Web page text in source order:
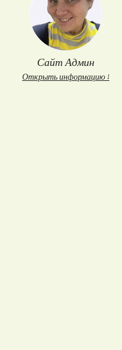
Сайт Админ
Открыть информацию ↓